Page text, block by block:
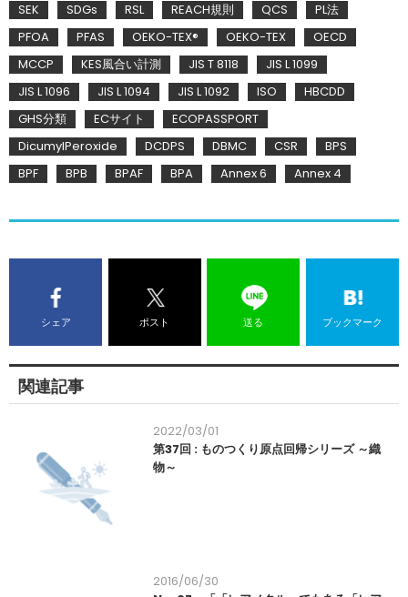
SEK
SDGs RSL REACH規則 QCS
PL法
PFOA
PFAS OEKO-TEX® OEKO-TEX
OECD
MCCP
KES風合い計測 JIS T 8118
JIS L 1099
JIS L 1096
JIS L 1094 JIS L 1092 ISO
HBCDD
GHS分類
ECサイト
ECOPASSPORT
DicumylPeroxide
DCDPS DBMC CSR
BPS
BPF
BPB BPAF BPA Annex 6 Annex 4
シェア ポスト 送る ブックマーク
関連記事
2022/03/01
第37回 : ものつくり原点回帰シリーズ ～織
物～
2016/06/30